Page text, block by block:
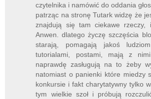
czytelnika i namówić do oddania
patrząc na stronę Tutark widzę że
znajdują się tam ciekawe
Anwen. dlatego życzę szczęścia
starają, pomagają jakoś
tutorialami, postami, mają z
naprawdę zasługują na to żeby
natomiast o panienki które miedzy
konkursie i fakt charytatywny tylko
tym wielkie szoł i próbują